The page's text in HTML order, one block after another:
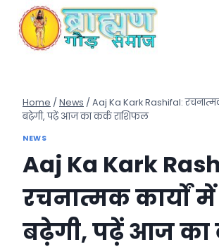
content
Home / News / Aaj Ka Kark Rashifal:
बढ़ेगी, पढ़ें आज का कर्क राशिफल
NEWS
Aaj Ka Kark
रचनात्मक कार्यों
बढ़ेगी, पढ़ें आज का